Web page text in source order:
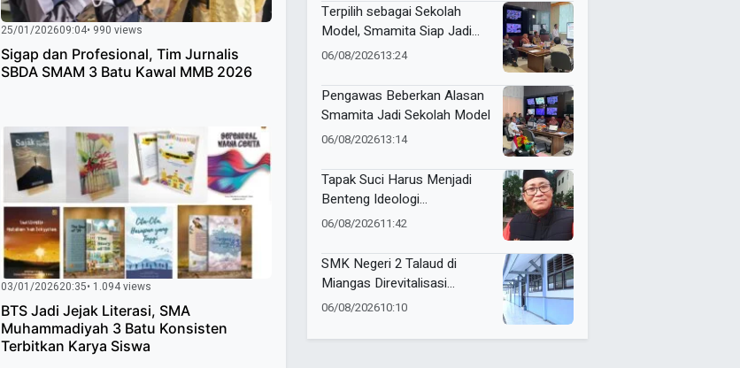
25/01/202609:04• 990 views
Sigap dan Profesional, Tim Jurnalis
SBDA SMAM 3 Batu Kawal MMB 2026
03/01/202620:35• 1.094 views
BTS Jadi Jejak Literasi, SMA
Muhammadiyah 3 Batu Konsisten
Terbitkan Karya Siswa
Terpilih sebagai Sekolah
Model, Smamita Siap Jadi
Laboratorium Inovasi
06/08/202613:24
Pengawas Beberkan Alasan
Smamita Jadi Sekolah Model
06/08/202613:14
Tapak Suci Harus Menjadi
Benteng Ideologi
Muhammadiyah
06/08/202611:42
SMK Negeri 2 Talaud di
Miangas Direvitalisasi
Setelah 21 Tahun, Pendidikan
06/08/202610:10